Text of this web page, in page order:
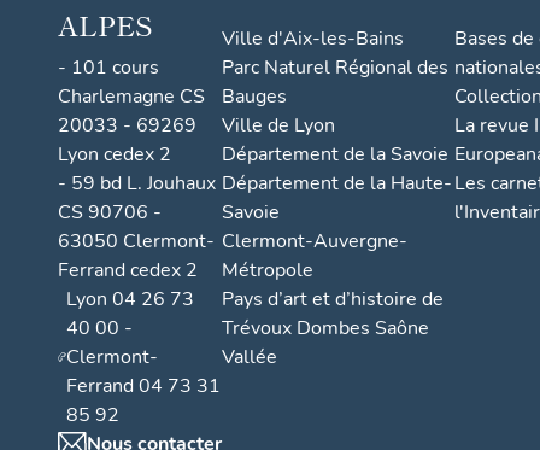
ALPES
- 101 cours
Charlemagne CS
20033 - 69269
Lyon cedex 2
- 59 bd L. Jouhaux
CS 90706 -
63050 Clermont-
Ferrand cedex 2
Lyon 04 26 73
40 00 -
Clermont-
Ferrand 04 73 31
85 92
Nous contacter
Ville d'Aix-les-Bains
Parc Naturel Régional des
Bauges
Ville de Lyon
Département de la Savoie
Département de la Haute-
Savoie
Clermont-Auvergne-
Métropole
Pays d’art et d’histoire de
Trévoux Dombes Saône
Vallée
Bases
La revue
Les